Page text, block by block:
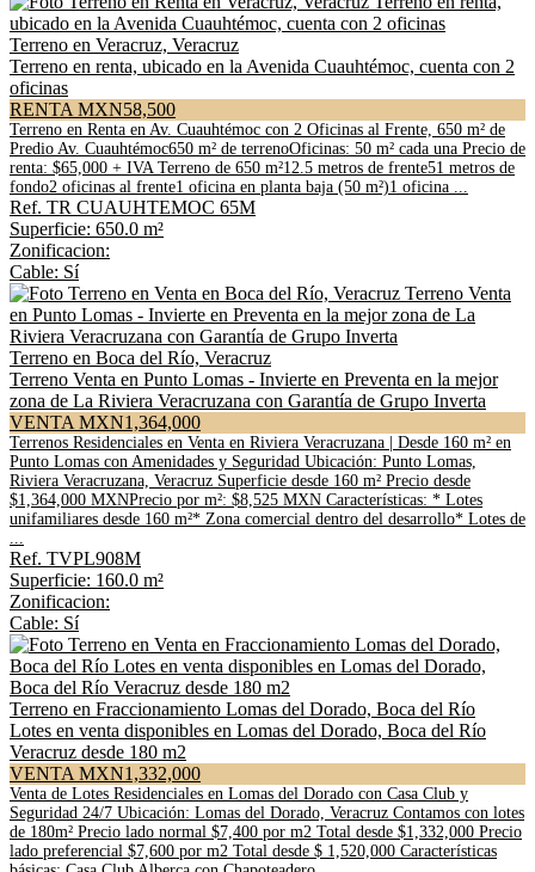
Terreno en Veracruz, Veracruz
Terreno en renta, ubicado en la Avenida Cuauhtémoc, cuenta con 2
oficinas
RENTA MXN58,500
Terreno en Renta en Av. Cuauhtémoc con 2 Oficinas al Frente, 650 m² de
Predio Av. Cuauhtémoc650 m² de terrenoOficinas: 50 m² cada una Precio de
renta: $65,000 + IVA Terreno de 650 m²12.5 metros de frente51 metros de
fondo2 oficinas al frente1 oficina en planta baja (50 m²)1 oficina ...
Ref. TR CUAUHTEMOC 65M
Superficie: 650.0 m²
Zonificacion:
Cable: Sí
Terreno en Boca del Río, Veracruz
Terreno Venta en Punto Lomas - Invierte en Preventa en la mejor
zona de La Riviera Veracruzana con Garantía de Grupo Inverta
VENTA MXN1,364,000
Terrenos Residenciales en Venta en Riviera Veracruzana | Desde 160 m² en
Punto Lomas con Amenidades y Seguridad Ubicación: Punto Lomas,
Riviera Veracruzana, Veracruz Superficie desde 160 m² Precio desde
$1,364,000 MXNPrecio por m²: $8,525 MXN Características: * Lotes
unifamiliares desde 160 m²* Zona comercial dentro del desarrollo* Lotes de
...
Ref. TVPL908M
Superficie: 160.0 m²
Zonificacion:
Cable: Sí
Terreno en Fraccionamiento Lomas del Dorado, Boca del Río
Lotes en venta disponibles en Lomas del Dorado, Boca del Río
Veracruz desde 180 m2
VENTA MXN1,332,000
Venta de Lotes Residenciales en Lomas del Dorado con Casa Club y
Seguridad 24/7 Ubicación: Lomas del Dorado, Veracruz Contamos con lotes
de 180m² Precio lado normal $7,400 por m2 Total desde $1,332,000 Precio
lado preferencial $7,600 por m2 Total desde $ 1,520,000 Características